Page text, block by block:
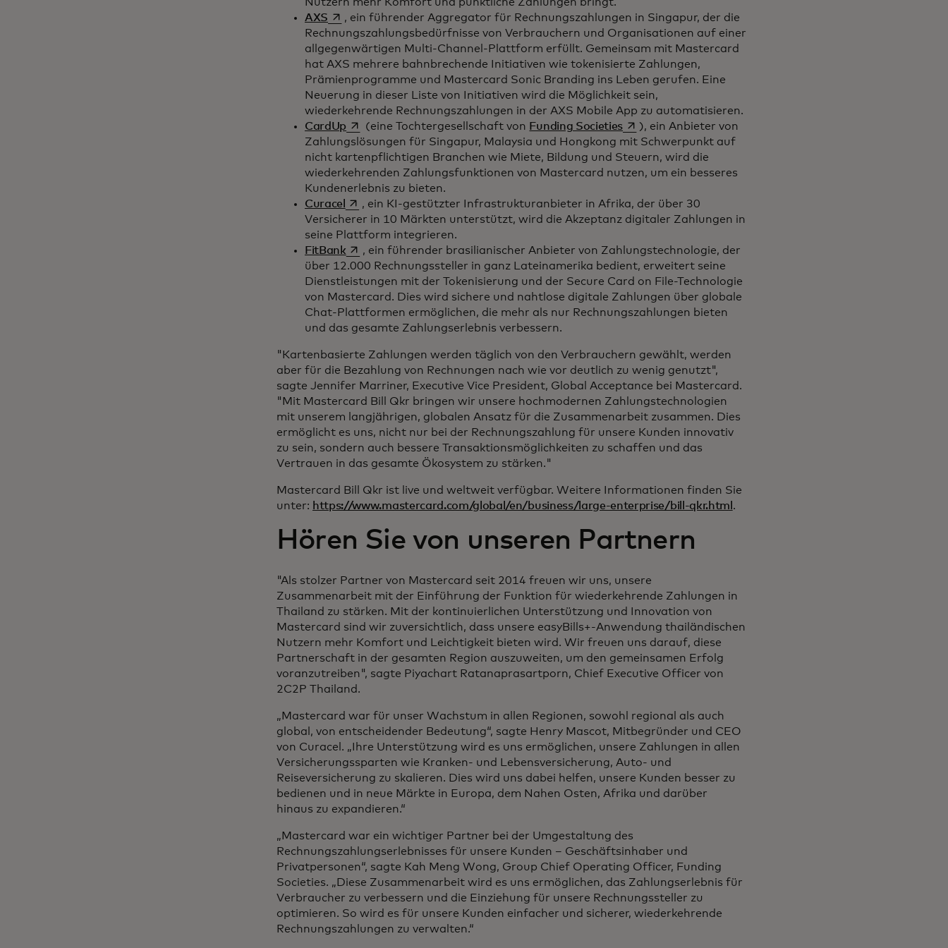
AXS wird in einer neuen Registerkarte geöffnet
, ein führender Aggregator für Rechnungszahlungen in Singapur, der die
Rechnungszahlungsbedürfnisse von Verbrauchern und Organisationen auf einer
allgegenwärtigen Multi-Channel-Plattform erfüllt. Gemeinsam mit Mastercard
hat AXS mehrere bahnbrechende Initiativen wie tokenisierte Zahlungen,
Prämienprogramme und Mastercard Sonic Branding ins Leben gerufen. Eine
Neuerung in dieser Liste von Initiativen wird die Möglichkeit sein,
wiederkehrende Rechnungszahlungen in der AXS Mobile App zu automatisieren.
CardUp wird in einer neuen Registerkarte geöffnet
(eine Tochtergesellschaft von Funding Societieswird in einer neuen Registerkarte geöffnet
), ein Anbieter von
Zahlungslösungen für Singapur, Malaysia und Hongkong mit Schwerpunkt auf
nicht kartenpflichtigen Branchen wie Miete, Bildung und Steuern, wird die
wiederkehrenden Zahlungsfunktionen von Mastercard nutzen, um ein besseres
Kundenerlebnis zu bieten.
Curacel
wird in einer neuen Registerkarte geöffnet
, ein KI-gestützter Infrastrukturanbieter in Afrika, der über 30
Versicherer in 10 Märkten unterstützt, wird die Akzeptanz digitaler Zahlungen in
seine Plattform integrieren.
FitBankwird in einer neuen Registerkarte geöffnet
, ein führender brasilianischer Anbieter von Zahlungstechnologie, der
über 12.000 Rechnungssteller in ganz Lateinamerika bedient, erweitert seine
Dienstleistungen mit der Tokenisierung und der Secure Card on File-Technologie
von Mastercard. Dies wird sichere und nahtlose digitale Zahlungen über globale
Chat-Plattformen ermöglichen, die mehr als nur Rechnungszahlungen bieten
und das gesamte Zahlungserlebnis verbessern.
"Kartenbasierte Zahlungen werden täglich von den Verbrauchern gewählt, werden
aber für die Bezahlung von Rechnungen nach wie vor deutlich zu wenig genutzt",
sagte Jennifer Marriner, Executive Vice President, Global Acceptance bei Mastercard.
"Mit Mastercard Bill Qkr bringen wir unsere hochmodernen Zahlungstechnologien
mit unserem langjährigen, globalen Ansatz für die Zusammenarbeit zusammen. Dies
ermöglicht es uns, nicht nur bei der Rechnungszahlung für unsere Kunden innovativ
zu sein, sondern auch bessere Transaktionsmöglichkeiten zu schaffen und das
Vertrauen in das gesamte Ökosystem zu stärken."
Mastercard Bill Qkr ist live und weltweit verfügbar. Weitere Informationen finden Sie
unter: https://www.mastercard.com/global/en/business/large-enterprise/bill-qkr.html .
Hören Sie von unseren Partnern
"Als stolzer Partner von Mastercard seit 2014 freuen wir uns, unsere
Zusammenarbeit mit der Einführung der Funktion für wiederkehrende Zahlungen in
Thailand zu stärken. Mit der kontinuierlichen Unterstützung und Innovation von
Mastercard sind wir zuversichtlich, dass unsere easyBills+-Anwendung thailändischen
Nutzern mehr Komfort und Leichtigkeit bieten wird. Wir freuen uns darauf, diese
Partnerschaft in der gesamten Region auszuweiten, um den gemeinsamen Erfolg
voranzutreiben", sagte Piyachart Ratanaprasartporn, Chief Executive Officer von
2C2P Thailand.
„Mastercard war für unser Wachstum in allen Regionen, sowohl regional als auch
global, von entscheidender Bedeutung“, sagte Henry Mascot, Mitbegründer und CEO
von Curacel. „Ihre Unterstützung wird es uns ermöglichen, unsere Zahlungen in allen
Versicherungssparten wie Kranken- und Lebensversicherung, Auto- und
Reiseversicherung zu skalieren. Dies wird uns dabei helfen, unsere Kunden besser zu
bedienen und in neue Märkte in Europa, dem Nahen Osten, Afrika und darüber
hinaus zu expandieren.“
„Mastercard war ein wichtiger Partner bei der Umgestaltung des
Rechnungszahlungserlebnisses für unsere Kunden – Geschäftsinhaber und
Privatpersonen“, sagte Kah Meng Wong, Group Chief Operating Officer, Funding
Societies. „Diese Zusammenarbeit wird es uns ermöglichen, das Zahlungserlebnis für
Verbraucher zu verbessern und die Einziehung für unsere Rechnungssteller zu
optimieren. So wird es für unsere Kunden einfacher und sicherer, wiederkehrende
Rechnungszahlungen zu verwalten.“